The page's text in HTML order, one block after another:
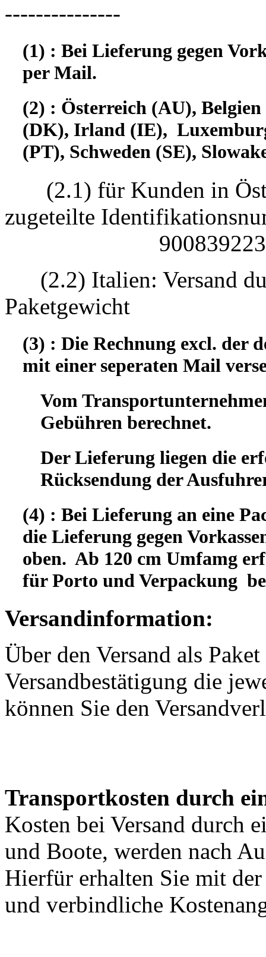
---------------
(1) : Bei Lieferung gegen
per Mail.
(2) : Österreich (AU),
(DK), Irland (IE),
(PT), Schweden (SE),
(2.1) für Kunden in
zugeteilte
(2.2) Italien: Versand
Paketgewicht
(3) : Die Rechnung excl. der
mit einer seperaten Mail
Vom
Gebühren berechnet.
Der Lieferung liegen die
Rücksendung der
(4) : Bei Lieferung an eine
die Lieferung gegen
oben. Ab 120 cm Umfamg
für Porto und Verpackung
Versandinformation:
Über den Versand als
Versandbestätigung die
können Sie den
Transportkosten durch
Kosten bei Versand durch
und Boote, werden nach
Hierfür erhalten Sie mit
und verbindliche